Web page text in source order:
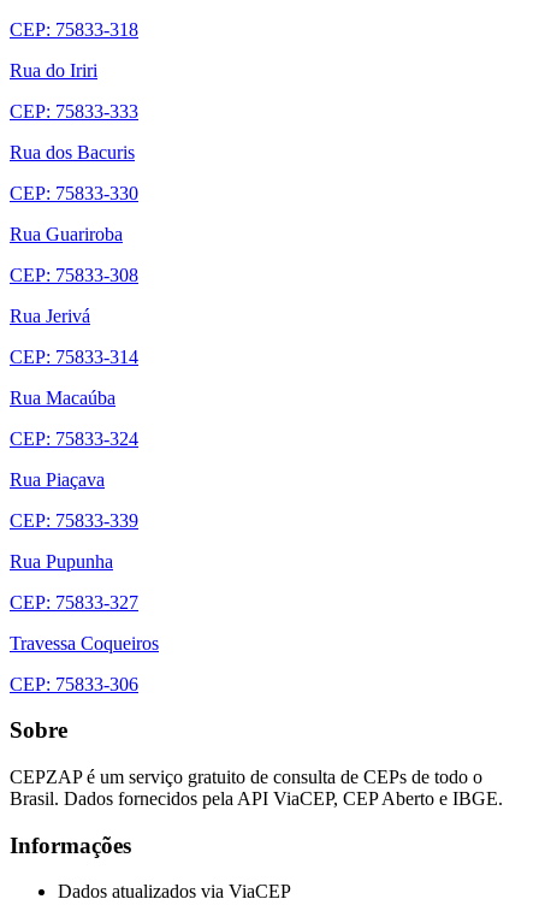
CEP: 75833-318
Rua do Iriri
CEP: 75833-333
Rua dos Bacuris
CEP: 75833-330
Rua Guariroba
CEP: 75833-308
Rua Jerivá
CEP: 75833-314
Rua Macaúba
CEP: 75833-324
Rua Piaçava
CEP: 75833-339
Rua Pupunha
CEP: 75833-327
Travessa Coqueiros
CEP: 75833-306
Sobre
CEPZAP é um serviço gratuito de consulta de CEPs de todo o
Brasil. Dados fornecidos pela API ViaCEP, CEP Aberto e IBGE.
Informações
Dados atualizados via ViaCEP